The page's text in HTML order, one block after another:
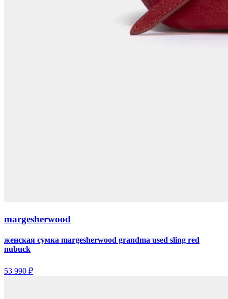
margesherwood
женская сумка margesherwood grandma used sling red
nubuck
53 990 ₽